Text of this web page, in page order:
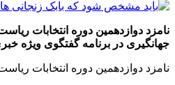
نامزد دوازدهمین دوره انتخابات
جهانگیری در برنامه گفتگوی ویژه
نامزد دوازدهمین دوره انتخابات